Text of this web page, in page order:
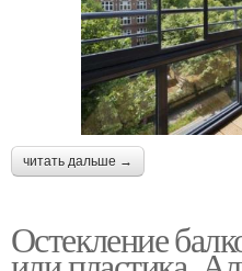
читать дальше →
Остекление